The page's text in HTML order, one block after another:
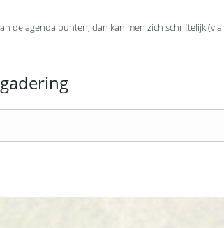
de agenda punten, dan kan men zich schriftelijk (via